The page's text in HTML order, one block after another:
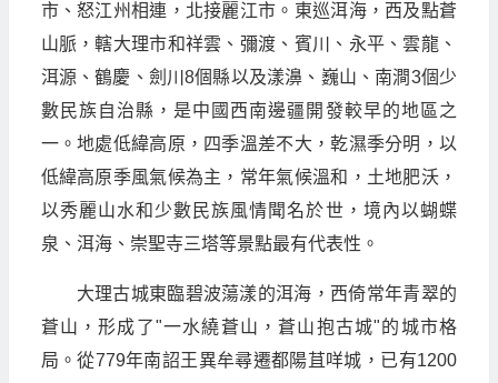
市、怒江州相連，北接麗江市。東巡洱海，西及點蒼
山脈，轄大理市和祥雲、彌渡、賓川、永平、雲龍、
洱源、鶴慶、劍川8個縣以及漾濞、巍山、南澗3個少
數民族自治縣，是中國西南邊疆開發較早的地區之
一。地處低緯高原，四季溫差不大，乾濕季分明，以
低緯高原季風氣候為主，常年氣候溫和，土地肥沃，
以秀麗山水和少數民族風情聞名於世，境內以蝴蝶
泉、洱海、崇聖寺三塔等景點最有代表性。
大理古城東臨碧波蕩漾的洱海，西倚常年青翠的
蒼山，形成了"一水繞蒼山，蒼山抱古城"的城市格
局。從779年南詔王異牟尋遷都陽苴咩城，已有1200